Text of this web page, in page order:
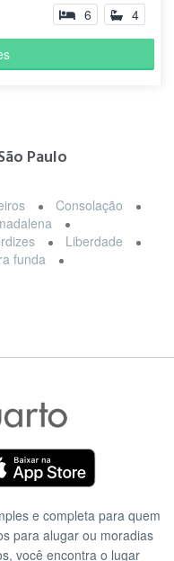
6 4
Paulo
Consolação
Liberdade
funda
e completa para quem
para alugar ou moradias
você encontra o lugar